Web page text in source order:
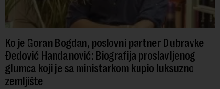
Ko je Goran Bogdan, poslovni partner Dubravke
Đedović Handanović: Biografija proslavljenog
glumca koji je sa ministarkom kupio luksuzno
zemljište